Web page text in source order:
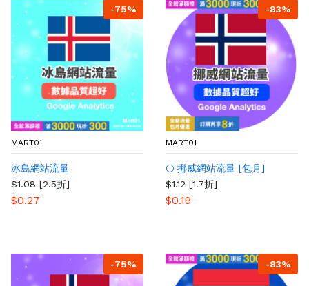
-75%
MART01
冰島網站流量
$1.08 [2.5折]
$0.27
-83%
MART01
🌕 挪威網站流量 [包月]
$1.12 [1.7折]
$0.19
-75% -83%